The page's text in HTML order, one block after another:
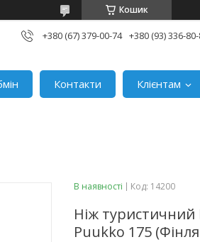
Кошик
+380 (67) 379-00-74 +380 (93) 336-
Контакти
Клієнтам
В наявності Код: 14200
Ніж туристичний
Puukko 175